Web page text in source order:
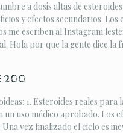
a dosis altas de
y efectos secundarios. Los
escriben al Instagram
Hola por que la gente dice
200
1. Esteroides reales
uso médico aprobado. Los
vez finalizado el ciclo es